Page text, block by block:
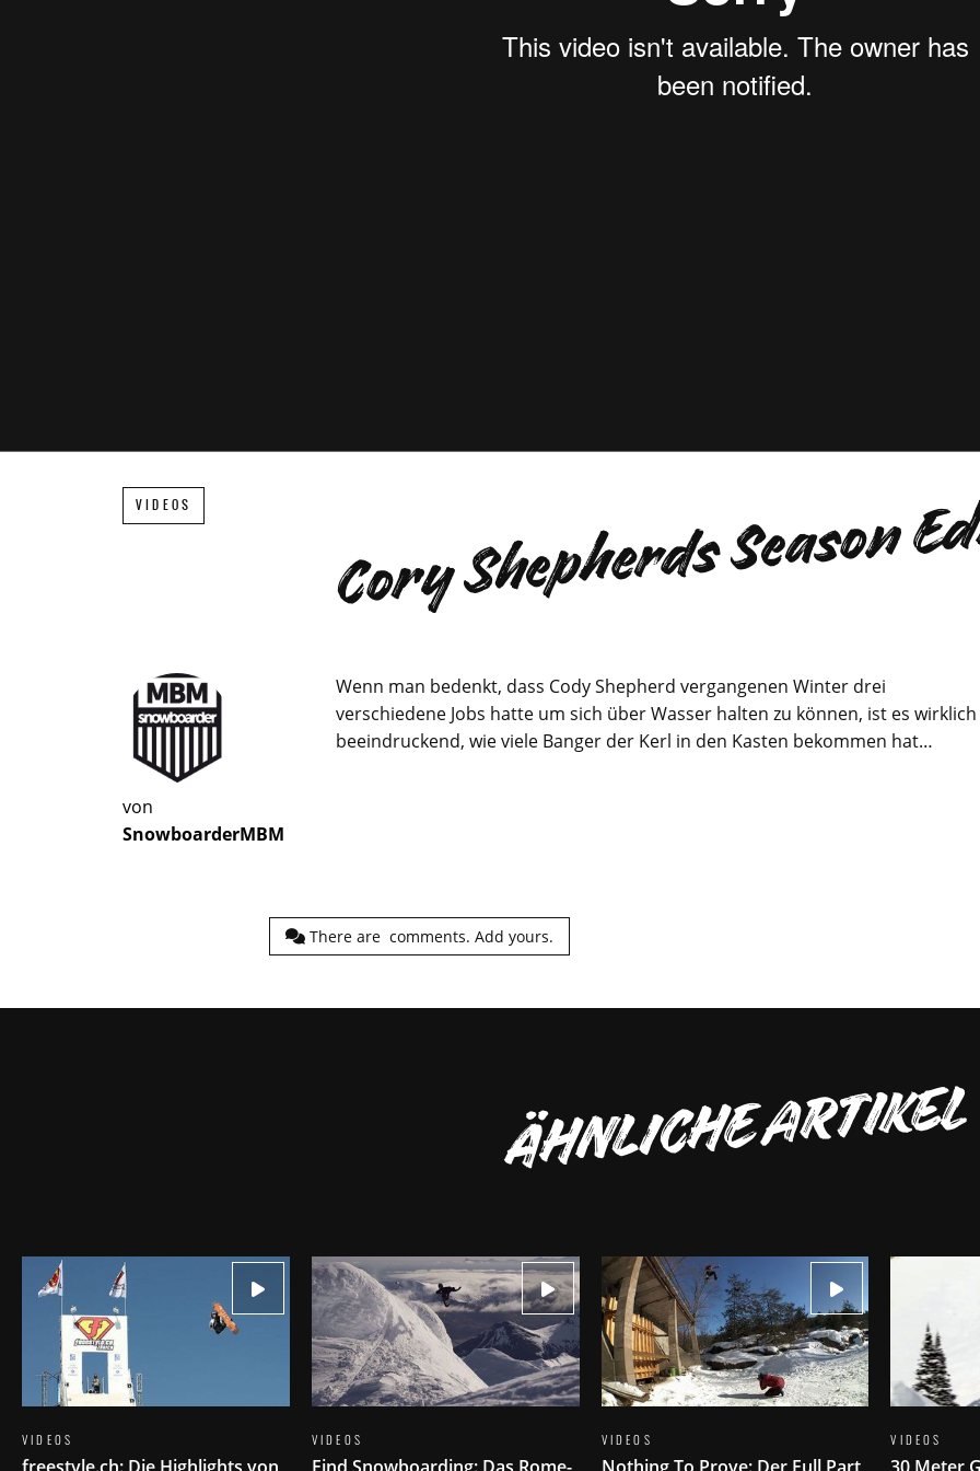
VIDEOS Cory Shepherds Season
von
SnowboarderMBM
Wenn man bedenkt, dass Cody Shepherd vergangenen Winter drei
verschiedene Jobs hatte um sich über Wasser halten zu können, ist es wirklich
beeindruckend, wie viele Banger der Kerl in den Kasten bekommen hat…
There are comments.Add yours.
ÄHNLICHE ARTIKEL
VIDEOS VIDEOS VIDEOS VIDEOS